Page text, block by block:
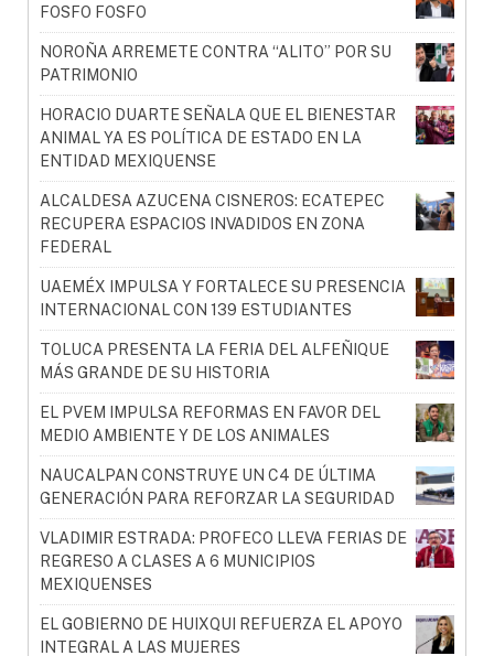
FOSFO FOSFO
NOROÑA ARREMETE CONTRA “ALITO” POR SU
PATRIMONIO
HORACIO DUARTE SEÑALA QUE EL BIENESTAR
ANIMAL YA ES POLÍTICA DE ESTADO EN LA
ENTIDAD MEXIQUENSE
ALCALDESA AZUCENA CISNEROS: ECATEPEC
RECUPERA ESPACIOS INVADIDOS EN ZONA
FEDERAL
UAEMÉX IMPULSA Y FORTALECE SU PRESENCIA
INTERNACIONAL CON 139 ESTUDIANTES
TOLUCA PRESENTA LA FERIA DEL ALFEÑIQUE
MÁS GRANDE DE SU HISTORIA
EL PVEM IMPULSA REFORMAS EN FAVOR DEL
MEDIO AMBIENTE Y DE LOS ANIMALES
NAUCALPAN CONSTRUYE UN C4 DE ÚLTIMA
GENERACIÓN PARA REFORZAR LA SEGURIDAD
VLADIMIR ESTRADA: PROFECO LLEVA FERIAS DE
REGRESO A CLASES A 6 MUNICIPIOS
MEXIQUENSES
EL GOBIERNO DE HUIXQUI REFUERZA EL APOYO
INTEGRAL A LAS MUJERES